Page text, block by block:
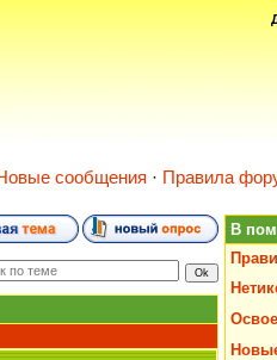
сообщения · Правила
В